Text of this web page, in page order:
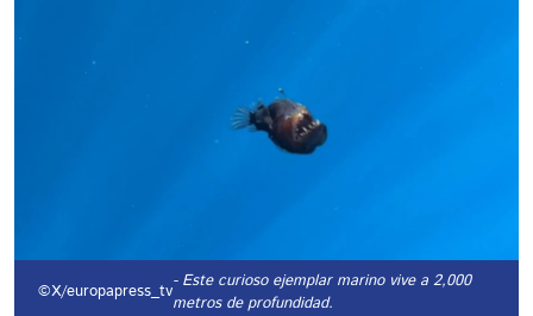
©X/europapress_tv- Este curioso ejemplar marino vive a 2,000
metros de profundidad.